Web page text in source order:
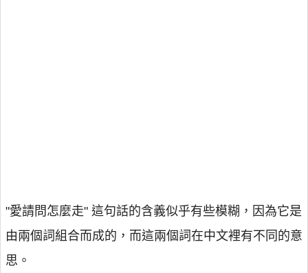
"愛請問怎麼走" 這句話的含義似乎有些模糊，因為它是
由兩個詞組合而成的，而這兩個詞在中文裡有不同的意
思。